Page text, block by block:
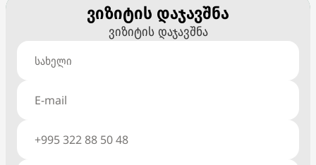
ვიზიტის დაჯავშნა
ვიზიტის დაჯავშნა